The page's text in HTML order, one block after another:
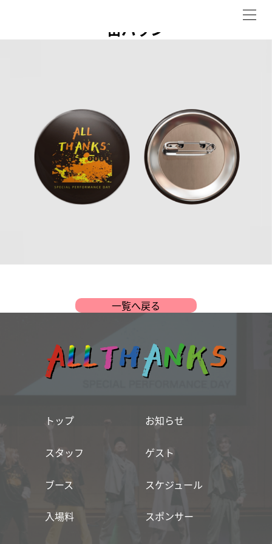
缶バッジ
一覧へ戻る
トップ お知らせ
スタッフ ゲスト
ブース スケジュール
入場料 スポンサー